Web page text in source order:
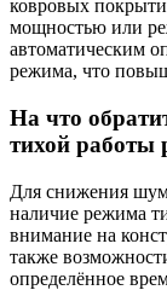
ковровых
мощностью или
автоматическим
режима, что
На что
тихой работы
Для снижения
наличие режима
внимание на
также
определённое